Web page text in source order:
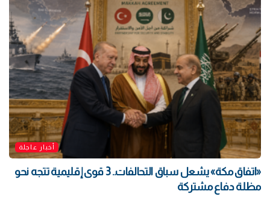
أخبار عاجلة
«اتفاق مكة» يشعل سباق التحالفات.. 3 قوى إقليمية تتجه نحو
مظلة دفاع مشتركة